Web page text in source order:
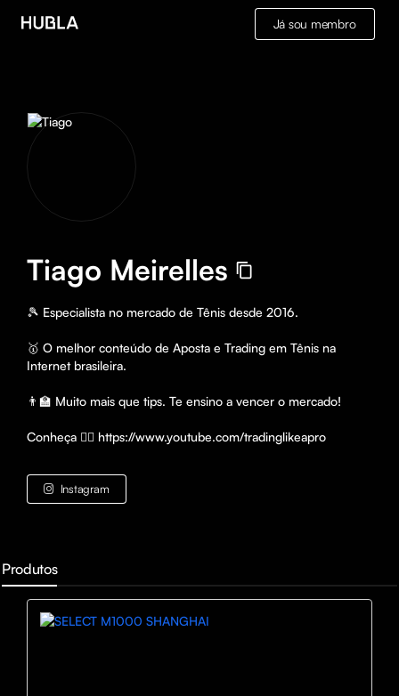
Já sou membro
Tiago Meirelles
🎾 Especialista no mercado de Tênis desde 2016.
🥇 O melhor conteúdo de Aposta e Trading em Tênis na
Internet brasileira.
👨‍🏫 Muito mais que tips. Te ensino a vencer o mercado!
Conheça 👉🏽 https://www.youtube.com/tradinglikeapro
Instagram
Produtos